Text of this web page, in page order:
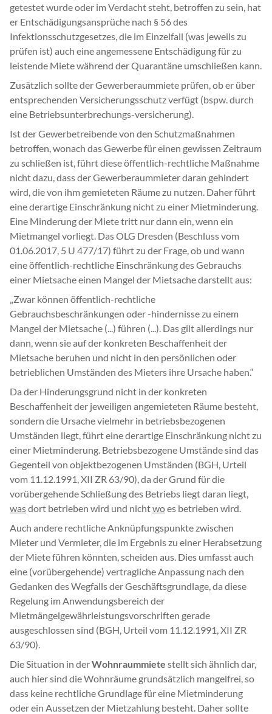
getestet wurde oder im Verdacht steht, betroffen zu sein, hat
er Entschädigungsansprüche nach § 56 des
Infektionsschutzgesetzes, die im Einzelfall (was jeweils zu
prüfen ist) auch eine angemessene Entschädigung für zu
leistende Miete während der Quarantäne umschließen kann.
Zusätzlich sollte der Gewerberaummiete prüfen, ob er über
entsprechenden Versicherungsschutz verfügt (bspw. durch
eine Betriebsunterbrechungs-versicherung).
Ist der Gewerbetreibende von den Schutzmaßnahmen
betroffen, wonach das Gewerbe für einen gewissen Zeitraum
zu schließen ist, führt diese öffentlich-rechtliche Maßnahme
nicht dazu, dass der Gewerberaummieter daran gehindert
wird, die von ihm gemieteten Räume zu nutzen. Daher führt
eine derartige Einschränkung nicht zu einer Mietminderung.
Eine Minderung der Miete tritt nur dann ein, wenn ein
Mietmangel vorliegt. Das OLG Dresden (Beschluss vom
01.06.2017, 5 U 477/17) führt zu der Frage, ob und wann
eine öffentlich-rechtliche Einschränkung des Gebrauchs
einer Mietsache einen Mangel der Mietsache darstellt aus:
„Zwar können öffentlich-rechtliche
Gebrauchsbeschränkungen oder -hindernisse zu einem
Mangel der Mietsache (...) führen (...). Das gilt allerdings nur
dann, wenn sie auf der konkreten Beschaffenheit der
Mietsache beruhen und nicht in den persönlichen oder
betrieblichen Umständen des Mieters ihre Ursache haben.“
Da der Hinderungsgrund nicht in der konkreten
Beschaffenheit der jeweiligen angemieteten Räume besteht,
sondern die Ursache vielmehr in betriebsbezogenen
Umständen liegt, führt eine derartige Einschränkung nicht zu
einer Mietminderung. Betriebsbezogene Umstände sind das
Gegenteil von objektbezogenen Umständen (BGH, Urteil
vom 11.12.1991, XII ZR 63/90), da der Grund für die
vorübergehende Schließung des Betriebs liegt daran liegt,
wasdort betrieben wird und nichtwoes betrieben wird.
Auch andere rechtliche Anknüpfungspunkte zwischen
Mieter und Vermieter, die im Ergebnis zu einer Herabsetzung
der Miete führen könnten, scheiden aus. Dies umfasst auch
eine (vorübergehende) vertragliche Anpassung nach den
Gedanken des Wegfalls der Geschäftsgrundlage, da diese
Regelung im Anwendungsbereich der
Mietmängelgewährleistungsvorschriften gerade
ausgeschlossen sind (BGH, Urteil vom 11.12.1991, XII ZR
63/90).
Die Situation in derWohnraummiete stellt sich ähnlich dar,
auch hier sind die Wohnräume grundsätzlich mangelfrei, so
dass keine rechtliche Grundlage für eine Mietminderung
oder ein Aussetzen der Mietzahlung besteht. Daher sollte